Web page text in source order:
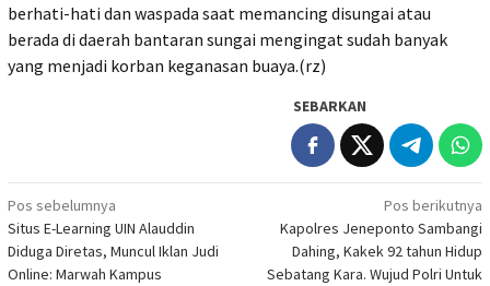
berhati-hati dan waspada saat memancing disungai atau
berada di daerah bantaran sungai mengingat sudah banyak
yang menjadi korban keganasan buaya.(rz)
SEBARKAN
Navigasi
pos
Pos sebelumnya
Situs E-Learning UIN Alauddin
Diduga Diretas, Muncul Iklan Judi
Online: Marwah Kampus
Pos berikutnya
Kapolres Jeneponto Sambangi
Dahing, Kakek 92 tahun Hidup
Sebatang Kara. Wujud Polri Untuk